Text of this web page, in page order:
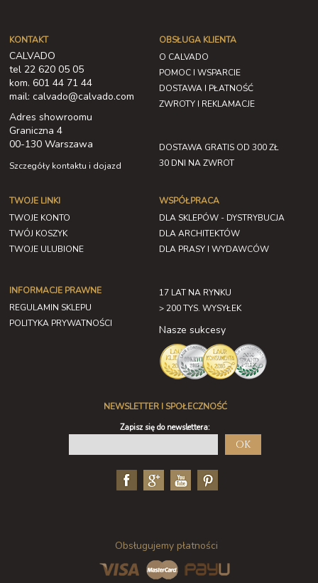
KONTAKT
CALVADO
tel 22 620 05 05
kom. 601 44 71 44
mail: calvado@calvado.com
Adres showroomu
Graniczna 4
00-130 Warszawa
Szczegóły kontaktu i dojazd
OBSŁUGA KLIENTA
O CALVADO
POMOC I WSPARCIE
DOSTAWA I PŁATNOŚĆ
ZWROTY I REKLAMACJE
DOSTAWA GRATIS OD 300 ZŁ
30 DNI NA ZWROT
TWOJE LINKI
TWOJE KONTO
TWÓJ KOSZYK
TWOJE ULUBIONE
INFORMACJE PRAWNE
REGULAMIN SKLEPU
POLITYKA PRYWATNOŚCI
WSPÓŁPRACA
DLA SKLEPÓW - DYSTRYBUCJA
DLA ARCHITEKTÓW
DLA PRASY I WYDAWCÓW
17 LAT NA RYNKU
> 200 TYS. WYSYŁEK
Nasze sukcesy
NEWSLETTER I SPOŁECZNOŚĆ
Zapisz się do newslettera:
OK
Obsługujemy płatności